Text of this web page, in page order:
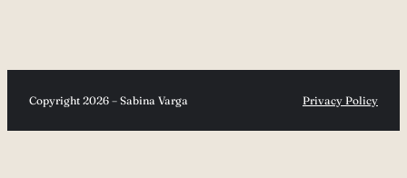
Copyright 2026 – Sabina Varga Privacy Policy